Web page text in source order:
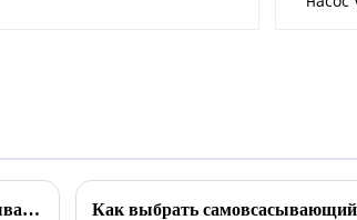
Как решить проблему выбора высокого напора для самовсасывающего канализационного насоса Как выбрать самовсасывающий